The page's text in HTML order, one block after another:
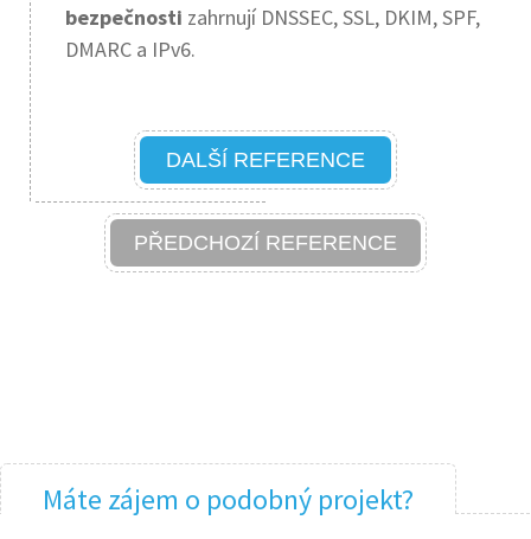
bezpečnosti zahrnují DNSSEC, SSL, DKIM, SPF,
DMARC a IPv6.
PŘEDCHOZÍ REFERENCE
DALŠÍ REFERENCE
Máte zájem o podobný projekt?